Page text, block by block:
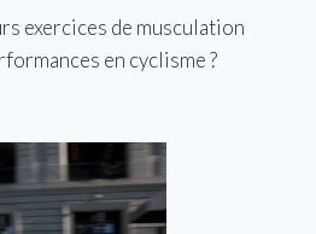
exercices de musculation
en cyclisme ?